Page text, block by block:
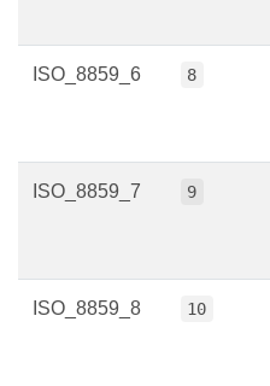
ISO_8859_6 8
ISO_8859_7 9
ISO_8859_8 10